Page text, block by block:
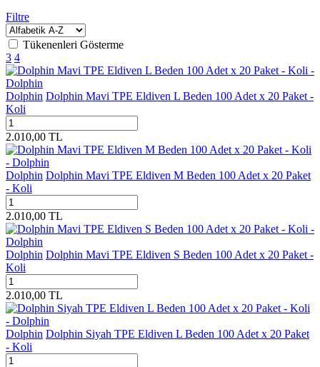
Filtre
Tükenenleri Gösterme
3 4
Dolphin Dolphin Mavi TPE Eldiven L Beden 100 Adet x 20 Paket -
Koli
2.010,00 TL
Dolphin Dolphin Mavi TPE Eldiven M Beden 100 Adet x 20 Paket
- Koli
2.010,00 TL
Dolphin Dolphin Mavi TPE Eldiven S Beden 100 Adet x 20 Paket -
Koli
2.010,00 TL
Dolphin Dolphin Siyah TPE Eldiven L Beden 100 Adet x 20 Paket
- Koli